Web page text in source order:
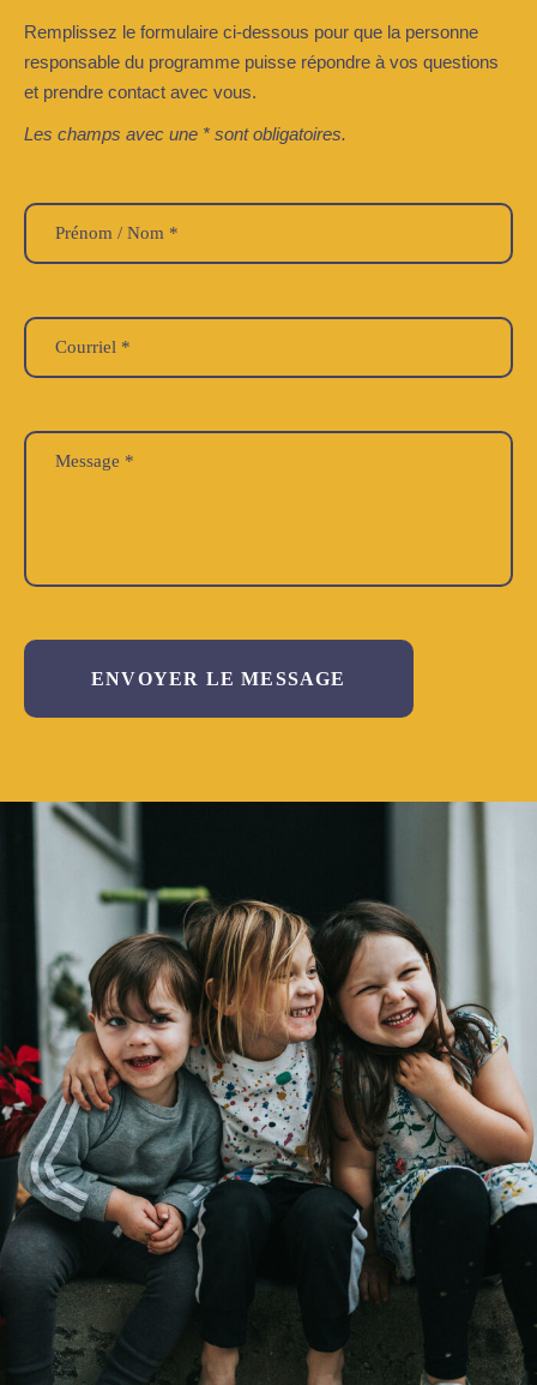
Remplissez le formulaire ci-dessous pour que la personne
responsable du programme puisse répondre à vos questions
et prendre contact avec vous.
Les champs avec une * sont obligatoires.